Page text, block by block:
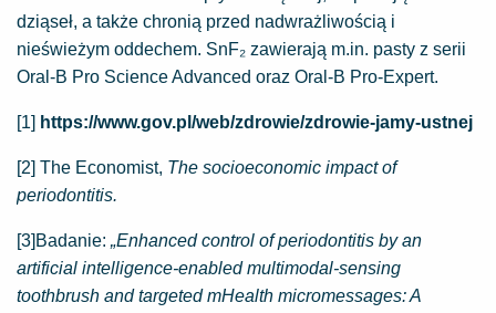
dziąseł, a także chronią przed nadwrażliwością i
nieświeżym oddechem. SnF₂ zawierają m.in. pasty z serii
Oral-B Pro Science Advanced oraz Oral-B Pro-Expert.
[1] https://www.gov.pl/web/zdrowie/zdrowie-jamy-ustnej
[2] The Economist, The socioeconomic impact of
periodontitis.
[3]Badanie: „Enhanced control of periodontitis by an
artificial intelligence-enabled multimodal-sensing
toothbrush and targeted mHealth micromessages: A